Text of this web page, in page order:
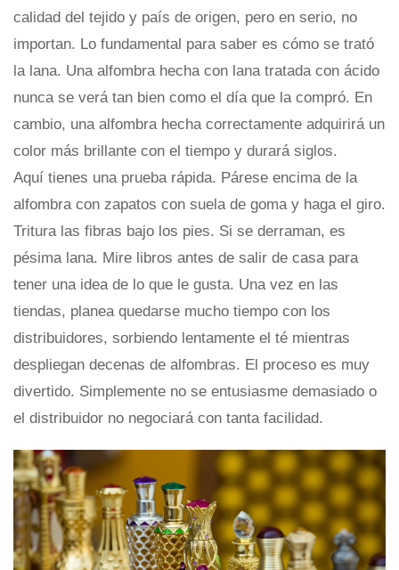
calidad del tejido y país de origen, pero en serio, no
importan. Lo fundamental para saber es cómo se trató
la lana. Una alfombra hecha con lana tratada con ácido
nunca se verá tan bien como el día que la compró. En
cambio, una alfombra hecha correctamente adquirirá un
color más brillante con el tiempo y durará siglos.
Aquí tienes una prueba rápida. Párese encima de la
alfombra con zapatos con suela de goma y haga el giro.
Tritura las fibras bajo los pies. Si se derraman, es
pésima lana. Mire libros antes de salir de casa para
tener una idea de lo que le gusta. Una vez en las
tiendas, planea quedarse mucho tiempo con los
distribuidores, sorbiendo lentamente el té mientras
despliegan decenas de alfombras. El proceso es muy
divertido. Simplemente no se entusiasme demasiado o
el distribuidor no negociará con tanta facilidad.